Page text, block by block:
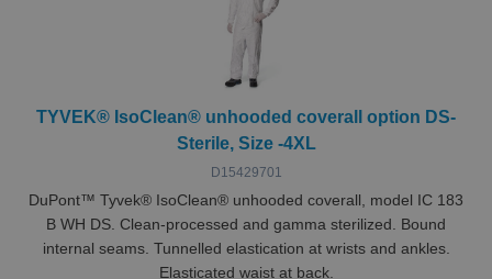
TYVEK® IsoClean® unhooded coverall option DS-
Sterile, Size -4XL
D15429701
DuPont™ Tyvek® IsoClean® unhooded coverall, model IC 183
B WH DS. Clean-processed and gamma sterilized. Bound
internal seams. Tunnelled elastication at wrists and ankles.
Elasticated waist at back.